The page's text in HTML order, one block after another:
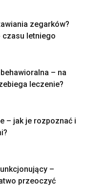
zegarków?
czasu letniego
– na
leczenie?
– jak je rozpoznać i
–
przeoczyć